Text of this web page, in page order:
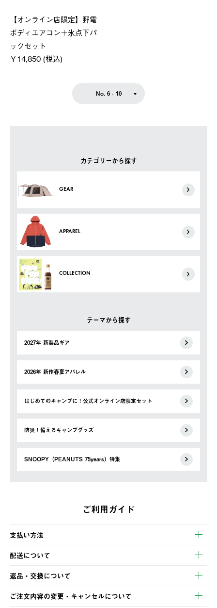
カテゴリーから探す
GEAR
APPAREL
COLLECTION
テーマから探す
2027年 新製品ギア
2026年 新作春夏アパレル
はじめてのキャンプに！公式オンライン店限定セット
防災！備えるキャンプグッズ
SNOOPY（PEANUTS 75years）特集
【オンライン店限定】野電
ボディエアコン＋氷点下パ
ックセット
￥14,850 (税込)
No. 6 - 10
ご利用ガイド
支払い方法
以下のいずれかの方法でお支払いいただけます。
・クレジットカード決済
・コンビニ決済
・Pay-easy決済
配送について
【発送スケジュール】
ご注文・ご入金完了より2営業日以内に商品を発送いたします。
土日祝の発送はございませんので、木曜日以降のご注文は週明け
の発送となる場合がございます。
返品・交換について
※お客様都合の場合
ご注文内容の変更・キャンセルについて